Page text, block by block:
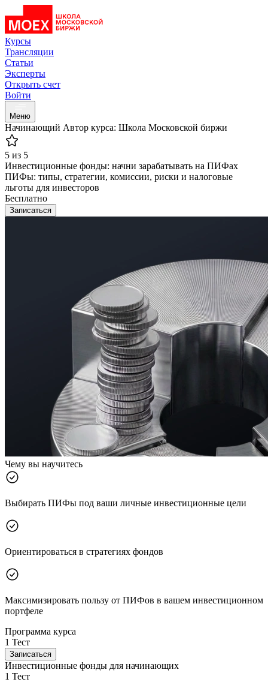
Курсы
Трансляции
Статьи
Эксперты
Открыть счет
Войти
Меню
Начинающий Автор курса: Школа Московской биржи
5 из 5
Инвестиционные фонды: начни зарабатывать на ПИФах
ПИФы: типы, стратегии, комиссии, риски и налоговые
льготы для инвесторов
Бесплатно
Записаться
Чему вы научитесь
Выбирать ПИФы под ваши личные инвестиционные цели
Ориентироваться в стратегиях фондов
Максимизировать пользу от ПИФов в вашем инвестиционном
портфеле
Программа курса
1 Тест
Записаться
Инвестиционные фонды для начинающих
1 Тест